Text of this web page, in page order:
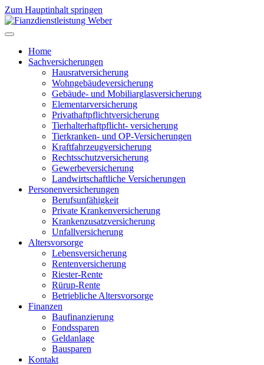
Zum Hauptinhalt springen
Home
Sachversicherungen
Hausratversicherung
Wohngebäudeversicherung
Gebäude- und Mobiliarglasversicherung
Elementarversicherung
Privathaftpflichtversicherung
Tierhalterhaftpflicht- versicherung
Tierkranken- und OP-Versicherungen
Kraftfahrzeugversicherung
Rechtsschutzversicherung
Gewerbeversicherung
Landwirtschaftliche Versicherungen
Personenversicherungen
Berufsunfähigkeit
Private Krankenversicherung
Krankenzusatzversicherung
Unfallversicherung
Altersvorsorge
Lebensversicherung
Rentenversicherung
Riester-Rente
Rürup-Rente
Betriebliche Altersvorsorge
Finanzen
Baufinanzierung
Fondssparen
Geldanlage
Bausparen
Kontakt